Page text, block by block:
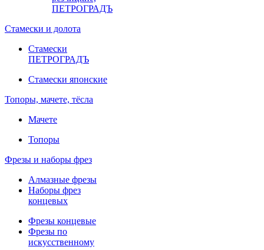
ПЕТРОГРАДЪ
Стамески и долота
Стамески
ПЕТРОГРАДЪ
Стамески японские
Топоры, мачете, тёсла
Мачете
Топоры
Фрезы и наборы фрез
Алмазные фрезы
Наборы фрез
концевых
Фрезы концевые
Фрезы по
искусственному